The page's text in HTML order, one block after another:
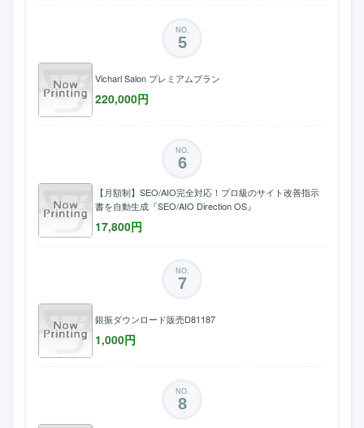
NO.
5
Vicharl Salon プレミアムプラン
220,000円
NO.
6
【月額制】SEO/AIO完全対応！プロ級のサイト改善指示
書を自動生成『SEO/AIO Direction OS』
17,800円
NO.
7
銀振ダウンロード販売D81187
1,000円
NO.
8